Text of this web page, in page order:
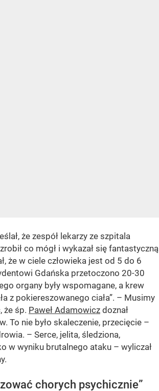
że zespół lekarzy ze szpitala
co mógł i wykazał się fantastyczną
że w ciele człowieka jest od 5 do 6
Gdańska przetoczono 20-30
organy były wspomagane, a krew
z pokiereszowanego ciała”. – Musimy
że śp. Paweł Adamowicz doznał
To nie było skaleczenie, przecięcie –
– Serce, jelita, śledziona,
w wyniku brutalnego ataku – wyliczał
chorych psychicznie”